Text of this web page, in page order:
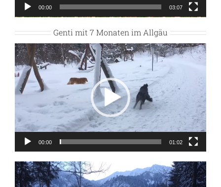
00:00 03:07
Genti mit 7 Monaten im Allgäu
Video-
Player
00:00 01:02